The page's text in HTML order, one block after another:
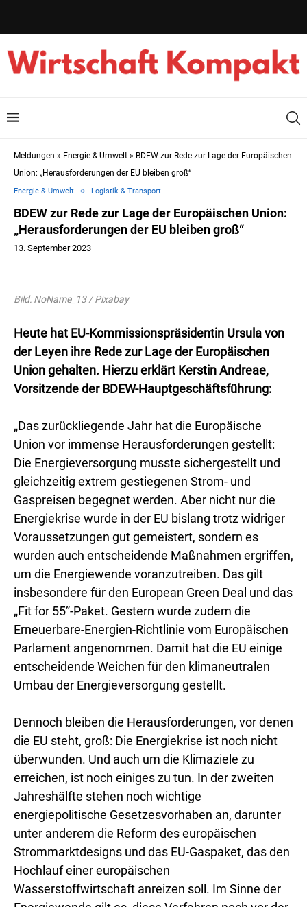
Meldungen » Energie & Umwelt » BDEW zur Rede zur Lage der Europäischen
Union: „Herausforderungen der EU bleiben groß“
Energie & Umwelt Logistik & Transport
BDEW zur Rede zur Lage der Europäischen Union:
„Herausforderungen der EU bleiben groß“
13. September 2023
Bild: NoName_13 / Pixabay
Heute hat EU-Kommissionspräsidentin Ursula von
der Leyen ihre Rede zur Lage der Europäischen
Union gehalten. Hierzu erklärt Kerstin Andreae,
Vorsitzende der BDEW-Hauptgeschäftsführung:
„Das zurückliegende Jahr hat die Europäische
Union vor immense Herausforderungen gestellt:
Die Energieversorgung musste sichergestellt und
gleichzeitig extrem gestiegenen Strom- und
Gaspreisen begegnet werden. Aber nicht nur die
Energiekrise wurde in der EU bislang trotz widriger
Voraussetzungen gut gemeistert, sondern es
wurden auch entscheidende Maßnahmen ergriffen,
um die Energiewende voranzutreiben. Das gilt
insbesondere für den European Green Deal und das
„Fit for 55”-Paket. Gestern wurde zudem die
Erneuerbare-Energien-Richtlinie vom Europäischen
Parlament angenommen. Damit hat die EU einige
entscheidende Weichen für den klimaneutralen
Umbau der Energieversorgung gestellt.
Dennoch bleiben die Herausforderungen, vor denen
die EU steht, groß: Die Energiekrise ist noch nicht
überwunden. Und auch um die Klimaziele zu
erreichen, ist noch einiges zu tun. In der zweiten
Jahreshälfte stehen noch wichtige
energiepolitische Gesetzesvorhaben an, darunter
unter anderem die Reform des europäischen
Strommarktdesigns und das EU-Gaspaket, das den
Hochlauf einer europäischen
Wasserstoffwirtschaft anreizen soll. Im Sinne der